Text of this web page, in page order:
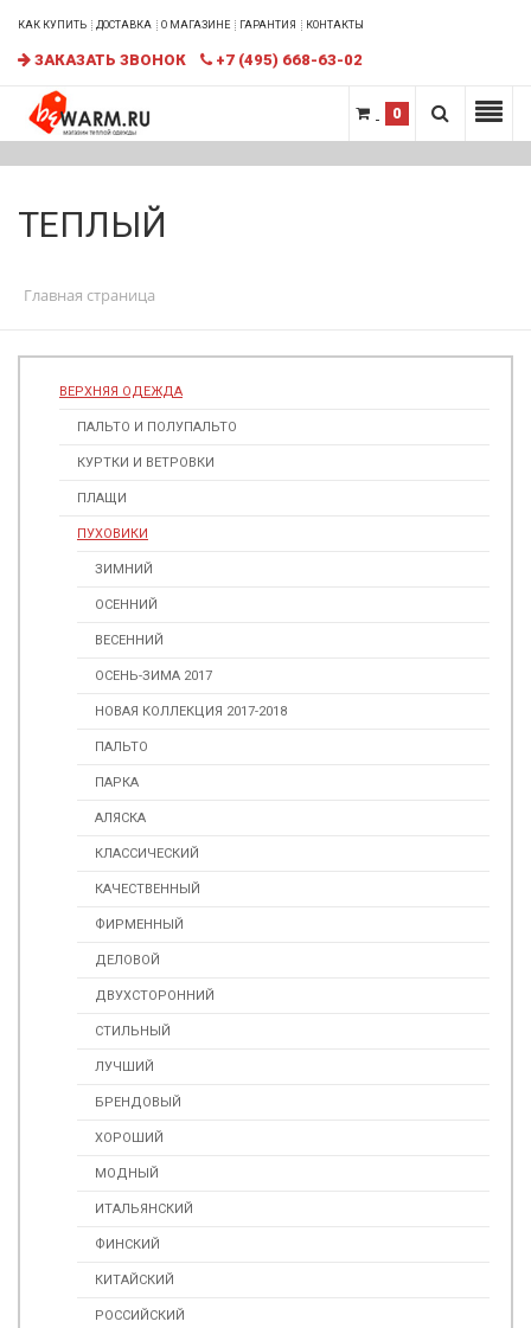
КАК КУПИТЬ ДОСТАВКА О МАГАЗИНЕ ГАРАНТИЯ КОНТАКТЫ
ЗАКАЗАТЬ ЗВОНОК +7 (495) 668-63-02
0
ТЕПЛЫЙ
Главная страница
ВЕРХНЯЯ ОДЕЖДА
ПАЛЬТО И ПОЛУПАЛЬТО
КУРТКИ И ВЕТРОВКИ
ПЛАЩИ
ПУХОВИКИ
ЗИМНИЙ
ОСЕННИЙ
ВЕСЕННИЙ
ОСЕНЬ-ЗИМА 2017
НОВАЯ КОЛЛЕКЦИЯ 2017-2018
ПАЛЬТО
ПАРКА
АЛЯСКА
КЛАССИЧЕСКИЙ
КАЧЕСТВЕННЫЙ
ФИРМЕННЫЙ
ДЕЛОВОЙ
ДВУХСТОРОННИЙ
СТИЛЬНЫЙ
ЛУЧШИЙ
БРЕНДОВЫЙ
ХОРОШИЙ
МОДНЫЙ
ИТАЛЬЯНСКИЙ
ФИНСКИЙ
КИТАЙСКИЙ
РОССИЙСКИЙ